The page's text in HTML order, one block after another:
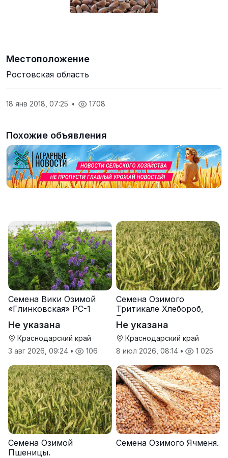
Местоположение
Ростовская область
18 янв 2018, 07:25 • 1708
Похожие объявления
Семена Вики Озимой
«Глинковская» РС-1
Не указана
Краснодарский край
3 авг 2026, 09:24 • 106
Семена Озимого
Тритикале Хлебороб,
Тихон
Не указана
Краснодарский край
8 июл 2026, 08:14 • 1 025
Семена Озимой
Пшеницы.
Семена Озимого Ячменя.